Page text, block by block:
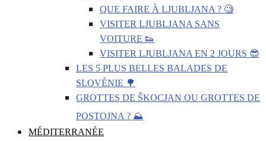
QUE FAIRE À LJUBLJANA ? 🧐
VISITER LJUBLJANA SANS
VOITURE 👟
VISITER LJUBLJANA EN 2 JOURS 😎
LES 5 PLUS BELLES BALADES DE
SLOVÉNIE 🌳
GROTTES DE ŠKOCJAN OU GROTTES DE
POSTOJNA ? ⛰️
MÉDITERRANÉE